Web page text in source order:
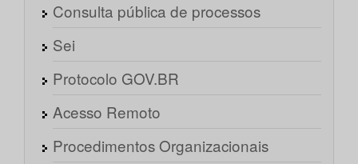
Consulta pública de processos
Sei
Protocolo GOV.BR
Acesso Remoto
Procedimentos Organizacionais